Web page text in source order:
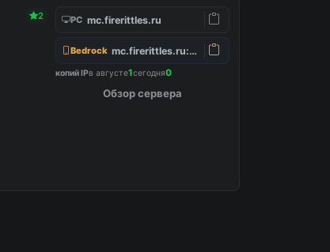
2 PC mc.firerittles.ru
Bedrock mc.firerittles.ru:25565
копий IPв августе1сегодня0
Обзор сервера